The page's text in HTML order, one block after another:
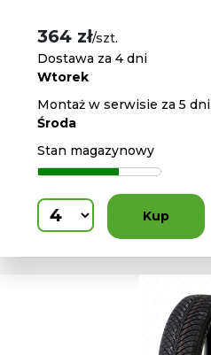
364 zł/szt.
Dostawa za 4 dni
Wtorek
Montaż w serwisie za 5 dni
Środa
Stan magazynowy
Kup